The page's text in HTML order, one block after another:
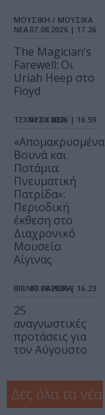
ΜΟΥΣΙΚΗ / ΜΟΥΣΙΚΑ
ΝΕΑ 07.08.2026 | 17.26
The Magician’s
Farewell: Οι
Uriah Heep στο
Floyd
ΤΕΧΝΕΣ / ΝΕΑ
07.08.2026 | 16.59
«Απομακρυσμένα
Βουνά και
Ποτάμια:
Πνευματική
Πατρίδα»:
Περιοδική
έκθεση στο
Διαχρονικό
Μουσείο
Αίγινας
ΒΙΒΛΙΟ / ΑΡΘΡΑ
07.08.2026 | 16.23
25
αναγνωστικές
προτάσεις για
τον Αύγουστο
Δες όλα τα νέα